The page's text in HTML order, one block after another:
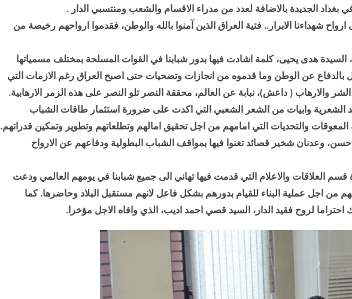
بغداد الجديدة بالاضافة لعدد من مدراء الاقسام والشعب ومنتسبي الدار .
شهداءنا الابرار.. فتية العراق الذين آمنوا بالله والوطن، فقدموا ارواحهم رخيصة من
السيدة هدى يحيى، كلمة اشادت فيها بدور شبابنا في القوات المسلحة بمختلف مسمياتها
بالدفاع عن الوطن وما قدموه من انجازات وتضحيات حتى اصبح العراق رغم الازمات التي
والارهاب ( داعش)، نبابة عن العالم، محققة النصر تلو النصر على هذه الزمر الارهابية.
الشعرية وابيات من الشعر الشعبي التي اكدت على ضرورة استثمار طاقات الشباب
المعوقات والتحديات التي امامهم من اجل تحقيق امالهم وتطلعاتهم وتطوير وتمكين قدراتهم.
وعدنان شخير قصائد تغنوا فيها بمواقف الشباب البطولية ودفاعهم عن الارواح
العلاقات والاعلام التي قدمت فيها تهاني الى جميع شبابنا في يومهم العالمي ودعت
من اجل عملية البناء للقيام بدورهم بشكل فاعل لانهم مستقبل البلاد وحاضرها. كما
لروح فقيد الدار، السيد قصي احمد اديب، الذي وافاه الاجل مؤخرا.